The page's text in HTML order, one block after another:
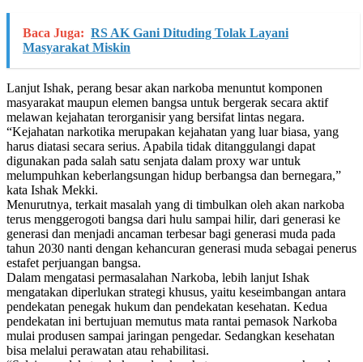
Baca Juga: RS AK Gani Dituding Tolak Layani
Masyarakat Miskin
Lanjut Ishak, perang besar akan narkoba menuntut komponen
masyarakat maupun elemen bangsa untuk bergerak secara aktif
melawan kejahatan terorganisir yang bersifat lintas negara.
“Kejahatan narkotika merupakan kejahatan yang luar biasa, yang
harus diatasi secara serius. Apabila tidak ditanggulangi dapat
digunakan pada salah satu senjata dalam proxy war untuk
melumpuhkan keberlangsungan hidup berbangsa dan bernegara,”
kata Ishak Mekki.
Menurutnya, terkait masalah yang di timbulkan oleh akan narkoba
terus menggerogoti bangsa dari hulu sampai hilir, dari generasi ke
generasi dan menjadi ancaman terbesar bagi generasi muda pada
tahun 2030 nanti dengan kehancuran generasi muda sebagai penerus
estafet perjuangan bangsa.
Dalam mengatasi permasalahan Narkoba, lebih lanjut Ishak
mengatakan diperlukan strategi khusus, yaitu keseimbangan antara
pendekatan penegak hukum dan pendekatan kesehatan. Kedua
pendekatan ini bertujuan memutus mata rantai pemasok Narkoba
mulai produsen sampai jaringan pengedar. Sedangkan kesehatan
bisa melalui perawatan atau rehabilitasi.